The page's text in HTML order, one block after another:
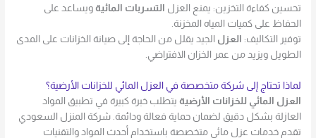
تحسين كفاءة التخزين: يمنع العزل
التسربات المائية ويساعد على
الحفاظ على كميات المياه المخزنة.
توفير التكاليف:
العزل الجيد يقلل من الحاجة إلى صيانة الخزانات على المدى
الطويل ويزيد من عمر الخزان الافتراضي.
لماذا تحتاج إلى شركة متخصصة في العزل المائي للخزانات الأرضية؟
العزل المائي للخزانات الأرضية يتطلب خبرة كبيرة في تطبيق المواد
العازلة بشكل دقيق لضمان حماية فعالة ودائمة. شركة المنزل السعودي
تقدم خدمات عزل مائي متخصصة باستخدام أحدث المواد والتقنيات